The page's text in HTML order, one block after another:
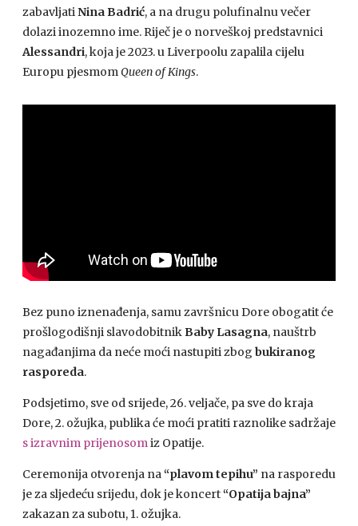
zabavljatiNina Badrić, a na drugu polufinalnu večer
dolazi inozemno ime. Riječ je o norveškoj predstavnici
Alessandri, koja je 2023. u Liverpoolu zapalila cijelu
Europu pjesmomQueen of Kings.
Bez puno iznenađenja, samu završnicu Dore obogatit će
prošlogodišnji slavodobitnikBaby Lasagna, nauštrb
nagađanjima da neće moći nastupiti zbog bukiranog
rasporeda.
Podsjetimo, sve od srijede, 26. veljače, pa sve do kraja
Dore, 2. ožujka, publika će moći pratiti raznolike sadržaje
s izravnim prijenosomiz Opatije.
Ceremonija otvorenja na“plavom tepihu” na rasporedu
je za sljedeću srijedu, dok je koncert“Opatija bajna”
zakazan za subotu, 1. ožujka.